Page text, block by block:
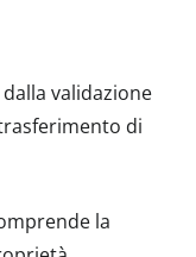
dalla validazione
di
la